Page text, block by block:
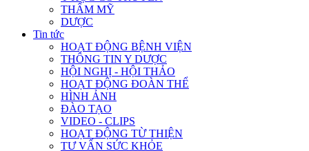
THẨM MỸ
DƯỢC
Tin tức
HOẠT ĐỘNG BỆNH VIỆN
THÔNG TIN Y DƯỢC
HỘI NGHỊ - HỘI THẢO
HOẠT ĐỘNG ĐOÀN THỂ
HÌNH ẢNH
ĐÀO TẠO
VIDEO - CLIPS
HOẠT ĐỘNG TỪ THIỆN
TƯ VẤN SỨC KHỎE